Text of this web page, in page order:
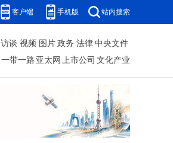
客户端 手机版 站内搜索
访谈 视频 图片 政务 法律 中央文件
一带一路 亚太网 上市公司 文化产业